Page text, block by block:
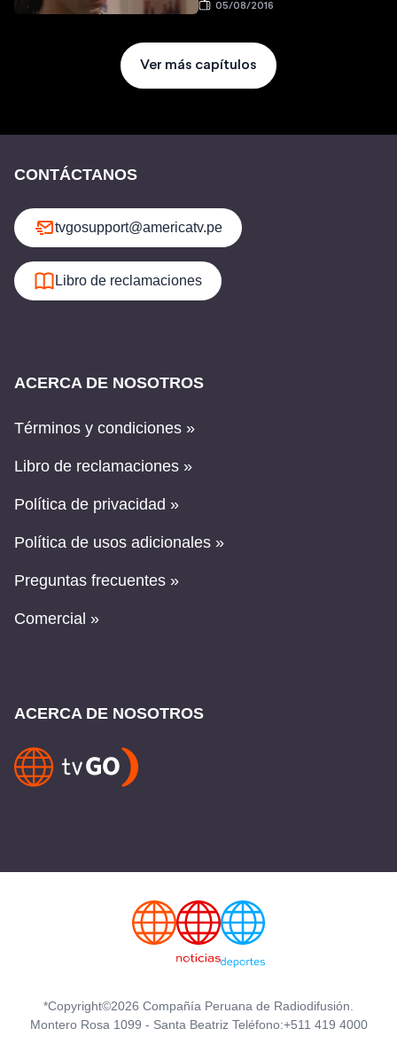
05/08/2016
Ver más capítulos
CONTÁCTANOS
tvgosupport@americatv.pe
Libro de reclamaciones
ACERCA DE NOSOTROS
Términos y condiciones »
Libro de reclamaciones »
Política de privacidad »
Política de usos adicionales »
Preguntas frecuentes »
Comercial »
ACERCA DE NOSOTROS
*Copyright©2026 Compañía Peruana de Radiodifusión.
Montero Rosa 1099 - Santa Beatriz Teléfono:+511 419 4000